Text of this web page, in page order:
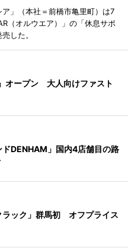
」（本社＝前橋市亀里町）は7
（オルウエア）」の「休息サポ
した。
オープン 大人向けファスト
DENHAM」国内4店舗目の路
ラック」群馬初 オフプライス